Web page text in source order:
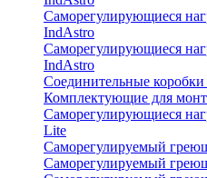
Саморегулирующиеся
IndAstro
Саморегулирующиеся
IndAstro
Соединительные
Комплектующие для
Саморегулирующиеся
Lite
Саморегулируемый
Саморегулируемый